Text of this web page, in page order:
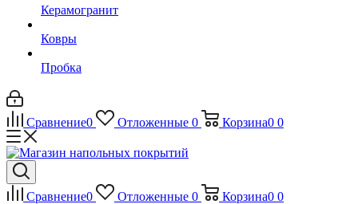
Керамогранит
Ковры
Пробка
Сравнение0 Отложенные 0 Корзина0 0
Сравнение0 Отложенные 0 Корзина0 0